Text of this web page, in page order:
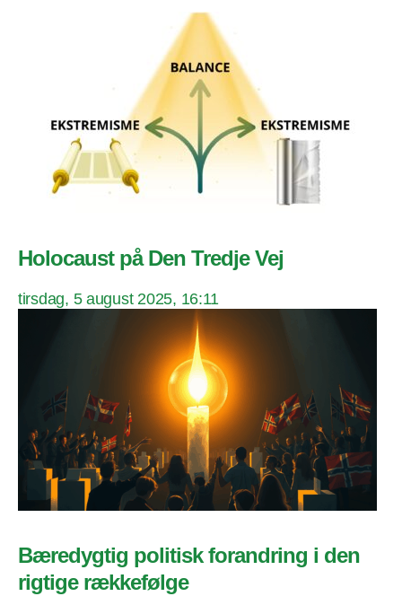
Holocaust på Den Tredje Vej
tirsdag, 5 august 2025, 16:11
Bæredygtig politisk forandring i den
rigtige rækkefølge